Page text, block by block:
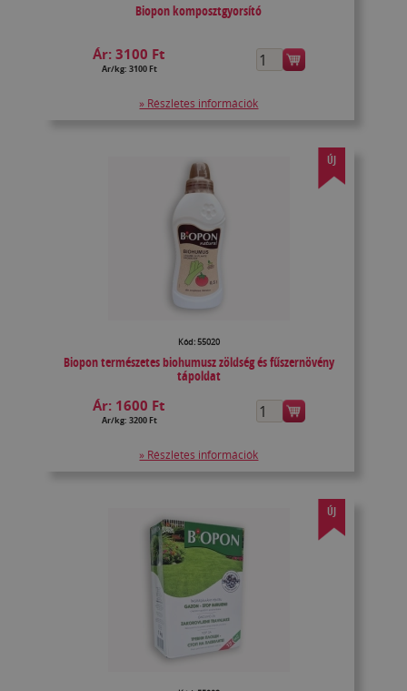
Biopon komposztgyorsító
Ár:3100 Ft
Ár/kg: 3100 Ft
» Részletes információk
ÚJ
Kód: 55020
Biopon természetes biohumusz zöldség és fűszernövény
tápoldat
Ár: 1600 Ft
Ár/kg: 3200 Ft
» Részletes információk
ÚJ